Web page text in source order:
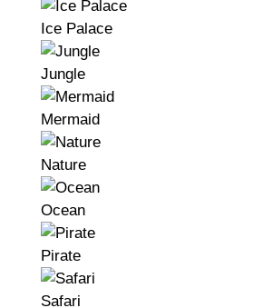
Ice Palace
Jungle
Mermaid
Nature
Ocean
Pirate
Safari